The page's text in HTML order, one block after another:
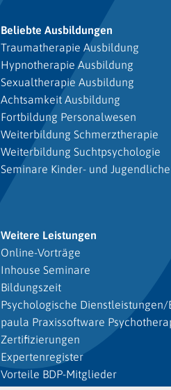
Beliebte Ausbildungen
Traumatherapie Ausbildung
Hypnotherapie Ausbildung
Sexualtherapie Ausbildung
Achtsamkeit Ausbildung
Fortbildung Personalwesen
Weiterbildung Schmerztherapie
Weiterbildung Suchtpsychologie
Seminare Kinder- und
Weitere Leistungen
Online-Vorträge
Inhouse Seminare
Bildungszeit
Psychologische Dienstleistungen/
paula Praxissoftware
Zertifizierungen
Expertenregister
Vorteile BDP-Mitglieder